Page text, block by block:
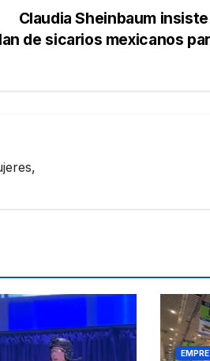
Claudia Sheinbaum
de sicarios mexicanos